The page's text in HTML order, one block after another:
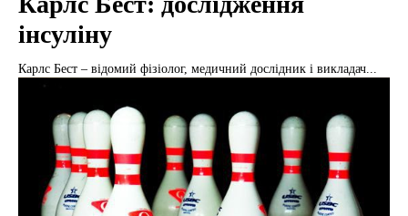
інсуліну
Карлс Бест – відомий фізіолог, медичний дослідник і викладач...